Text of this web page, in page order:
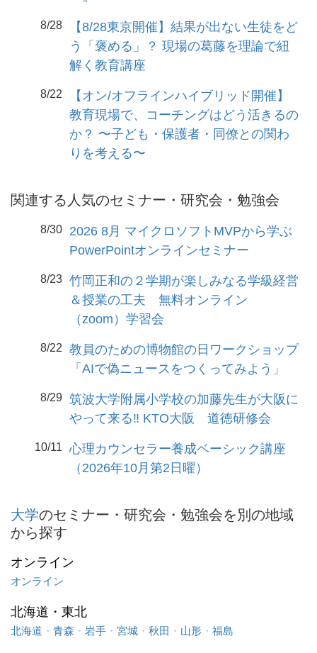
8/28
【8/28東京開催】結果が出ない生徒をど
う「褒める」？ 現場の葛藤を理論で紐
解く教育講座
8/22
【オン/オフラインハイブリッド開催】
教育現場で、コーチングはどう活きるの
か？ 〜子ども・保護者・同僚との関わ
りを考える〜
関連する人気のセミナー・研究会・勉強会
8/30
2026 8月 マイクロソフトMVPから学ぶ
PowerPointオンラインセミナー
8/23 竹岡正和の２学期が楽しみなる学級経営
＆授業の工夫 無料オンライン
（zoom）学習会
8/22
教員のための博物館の日ワークショップ
「AIで偽ニュースをつくってみよう」
8/29 筑波大学附属小学校の加藤先生が大阪に
やって来る‼️ KTO大阪 道徳研修会
10/11
心理カウンセラー養成ベーシック講座
（2026年10月第2日曜）
大学のセミナー・研究会・勉強会を別の地域
から探す
オンライン
オンライン
北海道・東北
北海道 ・ 青森 ・ 岩手 ・ 宮城 ・ 秋田 ・ 山形 ・ 福島